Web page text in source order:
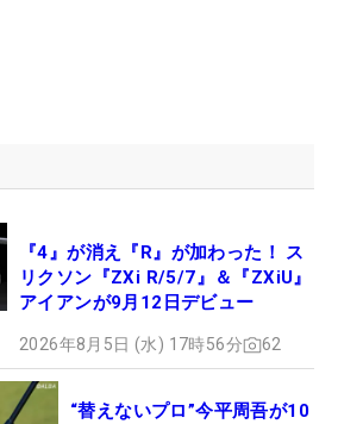
『4』が消え『R』が加わった！ ス
リクソン『ZXi R/5/7』＆『ZXiU』
アイアンが9月12日デビュー
2026年8月5日 (水) 17時56分 62
“替えないプロ”今平周吾が10